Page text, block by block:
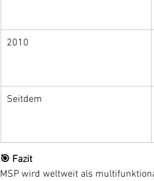
2010
Seitdem
🎯 Fazit
MSP wird weltweit als